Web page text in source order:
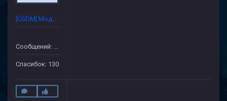
[CSDM] Модератор
Сообщений: 632
Спасибок: 130